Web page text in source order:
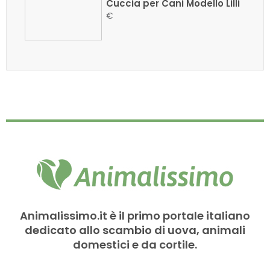
Cuccia per Cani Modello Lilli
€
Animalissimo.it è il primo portale italiano
dedicato allo scambio di uova, animali
domestici e da cortile.